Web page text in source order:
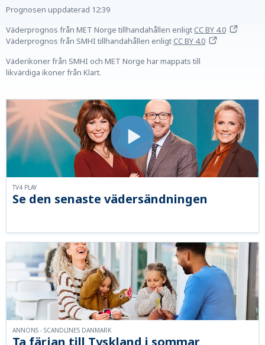
Prognosen uppdaterad 12:39
Väderprognos från MET Norge tillhandahållen enligtCC BY 4.0
Väderprognos från SMHI tillhandahållen enligtCC BY 4.0
Väderikoner från SMHI och MET Norge har mappats till
likvärdiga ikoner från Klart.
Se den senaste vädersändningen
TV4 PLAY
ANNONS - SCANDLINES DANMARK